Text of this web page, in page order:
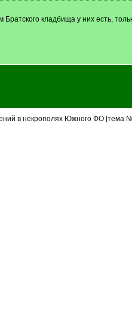
кладбища у них есть,
в некрополях Южного ФО [тема